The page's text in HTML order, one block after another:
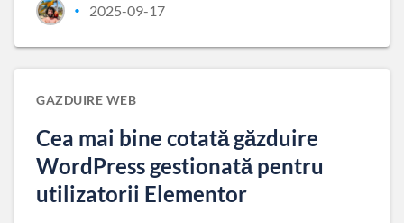
• 2025-09-17
GAZDUIRE WEB
Cea mai bine cotată găzduire
WordPress gestionată pentru
utilizatorii Elementor